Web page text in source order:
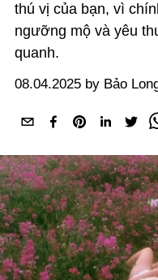
thú vị của bạn, vì
ngưỡng mộ và yêu
quanh.
08.04.2025 by Bảo